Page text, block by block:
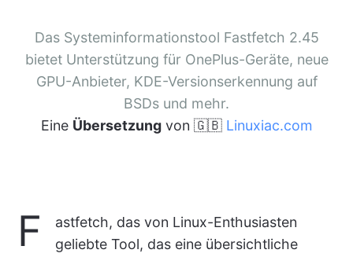
Das Systeminformationstool Fastfetch 2.45
bietet Unterstützung für OnePlus-Geräte, neue
GPU-Anbieter, KDE-Versionserkennung auf
BSDs und mehr.
Eine Übersetzungvon 🇬🇧 Linuxiac.com
F
astfetch, das von Linux-Enthusiasten
geliebte Tool, das eine übersichtliche